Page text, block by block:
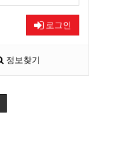
로그인
정보찾기